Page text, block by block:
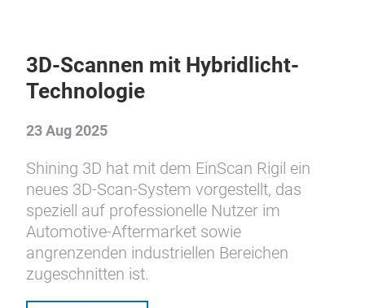
3D-Scannen mit Hybridlicht-
Technologie
23 Aug 2025
Shining 3D hat mit dem EinScan Rigil ein
neues 3D-Scan-System vorgestellt, das
speziell auf professionelle Nutzer im
Automotive-Aftermarket sowie
angrenzenden industriellen Bereichen
zugeschnitten ist.